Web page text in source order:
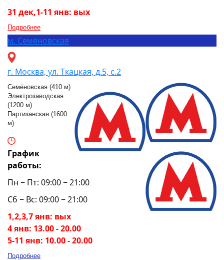
31 дек,1-11 янв: вых
Подробнее
м. Семёновская
г. Москва, ул. Ткацкая, д.5, с.2
Семёновская (410 м)
Электрозаводская
(1200 м)
Партизанская (1600
м)
График
работы:
Пн − Пт: 09:00 − 21:00
Сб − Вс: 09:00 − 21:00
1,2,3,7 янв: вых
4 янв: 13.00 - 20.00
5-11 янв: 10.00 - 20.00
Подробнее